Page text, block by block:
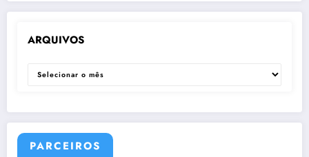
ARQUIVOS
ARQUIVOS
PARCEIROS